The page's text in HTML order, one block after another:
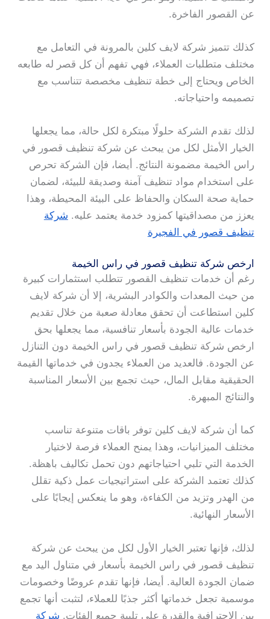
عن القصور الفاخرة.
كذلك تتميز شركة لايف كلين بالمرونة في التعامل مع
مختلف متطلبات العملاء، فهي تفهم أن كل قصر له طابعه
الخاص ويحتاج إلى خطة تنظيف مخصصة تتناسب مع
تصميمه واحتياجاته.
لذلك تقدم الشركة حلولًا مبتكرة لكل حالة، مما يجعلها
الخيار الأمثل لكل من يبحث عن شركة تنظيف قصور في
راس الخيمة مضمونة النتائج. أيضا، فإن الشركة تحرص
على استخدام مواد تنظيف آمنة وصديقة للبيئة، لضمان
حماية صحة السكان والحفاظ على البيئة المحيطة، وهذا
يعزز من مصداقيتها كمزود خدمة يعتمد عليه. شركة
تنظيف قصور في الفجيرة
ارخص شركة تنظيف قصور في راس الخيمة
رغم أن خدمات تنظيف القصور تتطلب استثمارات كبيرة
من حيث المعدات والكوادر البشرية، إلا أن شركة لايف
كلين استطاعت أن تحقق معادلة صعبة من خلال تقديم
خدمات عالية الجودة بأسعار تنافسية، مما يجعلها بحق
ارخص شركة تنظيف قصور في راس الخيمة دون التنازل
عن الجودة. فالعديد من العملاء يجدون في خدماتها القيمة
الحقيقية مقابل المال، حيث تجمع بين الأسعار المناسبة
والنتائج المبهرة.
كما أن شركة لايف كلين توفر باقات متنوعة تناسب
مختلف الميزانيات، وهذا يمنح العملاء فرصة لاختيار
الخدمة التي تلبي احتياجاتهم دون تحمل تكاليف باهظة.
كذلك تعتمد الشركة على استراتيجيات عمل ذكية تقلل
من الهدر وتزيد من الكفاءة، وهو ما ينعكس إيجابًا على
الأسعار النهائية.
لذلك، فإنها تعتبر الخيار الأول لكل من يبحث عن شركة
تنظيف قصور في راس الخيمة بأسعار في متناول اليد مع
ضمان الجودة العالية. أيضا، فإنها تقدم عروضًا وخصومات
موسمية تجعل خدماتها أكثر جذبًا للعملاء، لتثبت أنها تجمع
بين الاحترافية والقدرة على تلبية جميع الفئات. شركة